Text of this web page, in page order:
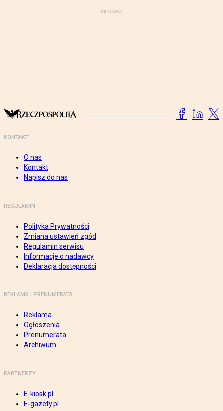
KONTAKT
O nas
Kontakt
Napisz do nas
REGULAMIN
Polityka Prywatności
Zmiana ustawień zgód
Regulamin serwisu
Informacje o nadawcy
Deklaracja dostępności
REKLAMA I PRENUMERATA
Reklama
Ogłoszenia
Prenumerata
Archiwum
PARTNERZY
E-kiosk.pl
E-gazety.pl